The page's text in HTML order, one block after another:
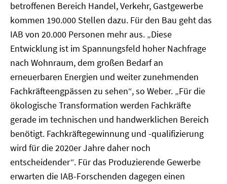
betroffenen Bereich Handel, Verkehr, Gastgewerbe
kommen 190.000 Stellen dazu. Für den Bau geht das
IAB von 20.000 Personen mehr aus. „Diese
Entwicklung ist im Spannungsfeld hoher Nachfrage
nach Wohnraum, dem großen Bedarf an
erneuerbaren Energien und weiter zunehmenden
Fachkräfteengpässen zu sehen“, so Weber. „Für die
ökologische Transformation werden Fachkräfte
gerade im technischen und handwerklichen Bereich
benötigt. Fachkräftegewinnung und -qualifizierung
wird für die 2020er Jahre daher noch
entscheidender“. Für das Produzierende Gewerbe
erwarten die IAB-Forschenden dagegen einen